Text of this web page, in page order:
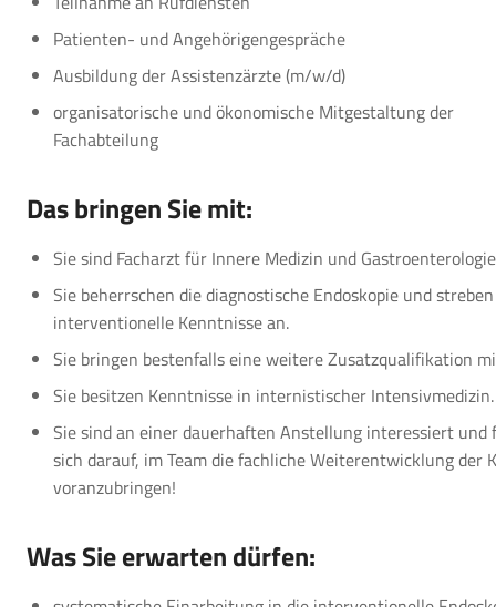
Patienten- und Angehörigengespräche
Ausbildung der Assistenzärzte (m/w/d)
organisatorische und ökonomische Mitgestaltung der
Fachabteilung
Das bringen Sie mit:
Sie sind Facharzt für Innere Medizin und
Sie beherrschen die diagnostische Endoskopie und
interventionelle Kenntnisse an.
Sie bringen bestenfalls eine weitere Zusatzqualifikation
Sie besitzen Kenntnisse in internistischer Intensivmedizin.
Sie sind an einer dauerhaften Anstellung interessiert und
sich darauf, im Team die fachliche Weiterentwicklung der
voranzubringen!
Was Sie erwarten dürfen: